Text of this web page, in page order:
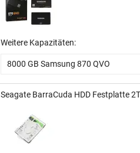
Weitere Kapazitäten:
8000 GB Samsung 870 QVO
Seagate BarraCuda HDD Festplatte